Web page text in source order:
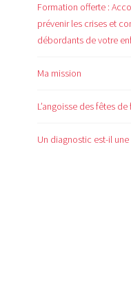
Formation offerte :
prévenir les crises et
débordants de votre
Ma mission
L’angoisse des fêtes de
Un diagnostic est-il